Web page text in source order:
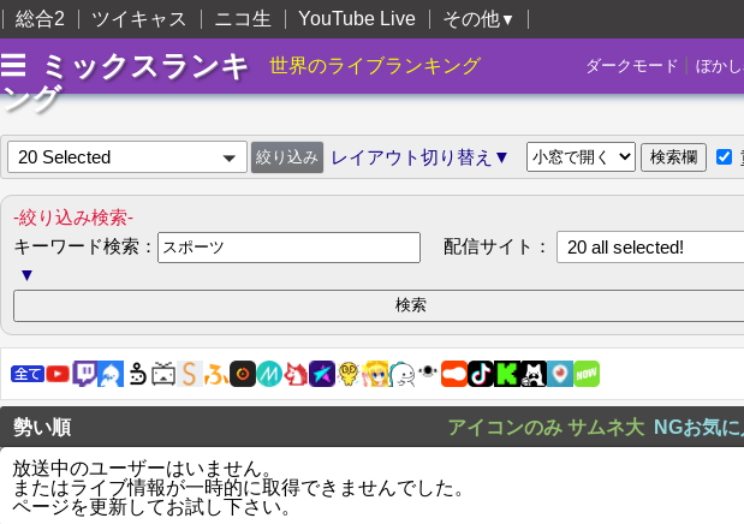
総合2 ツイキャス ニコ生 YouTube Live その他▼
ミックスランキ
ング
世界のライブランキング ぼか
ダークモード
20 Selected レイアウト切り替え▼
-絞り込み検索-
キーワード検索：
配信サイト：
20 all selected!
▼
勢い順 アイコンのみ サムネ大
NGお気
放送中のユーザーはいません。
またはライブ情報が一時的に取得できませんでした。
ページを更新してお試し下さい。